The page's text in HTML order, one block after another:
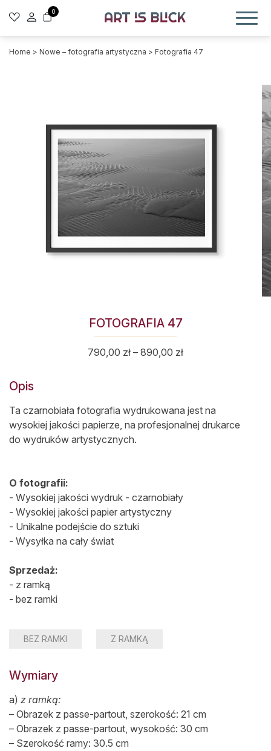
0
Home > Nowe – fotografia artystyczna > Fotografia 47
FOTOGRAFIA 47
790,00 zł – 890,00 złZakres
do
890,00 zł
Opis
Ta czarnobiała fotografia wydrukowana jest na
wysokiej jakości papierze, na profesjonalnej drukarce
do wydruków artystycznych.
O fotografii:
- Wysokiej jakości wydruk - czarnobiały
- Wysokiej jakości papier artystyczny
- Unikalne podejście do sztuki
- Wysyłka na cały świat
Sprzedaż:
- z ramką
- bez ramki
BEZ RAMKI Z RAMKĄ
Wymiary
a) z ramką:
– Obrazek z passe-partout, szerokość: 21 cm
– Obrazek z passe-partout, wysokość: 30 cm
– Szerokość ramy: 30.5 cm